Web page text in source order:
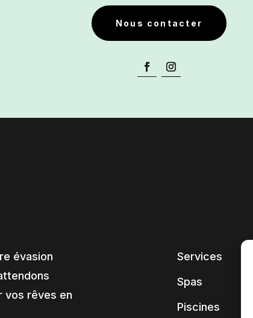
Nous contacter
évasion
vos rêves en
Services
Spas
Piscines